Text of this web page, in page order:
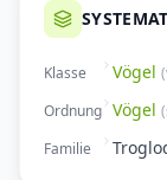
Klasse Vögel (
Ordnung Vögel (
Familie